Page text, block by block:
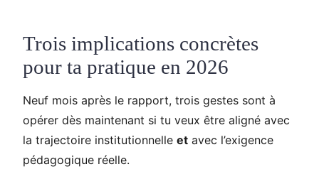
Trois implications concrètes
pour ta pratique en 2026
Neuf mois après le rapport, trois gestes sont à
opérer dès maintenant si tu veux être aligné avec
la trajectoire institutionnelle et avec l’exigence
pédagogique réelle.